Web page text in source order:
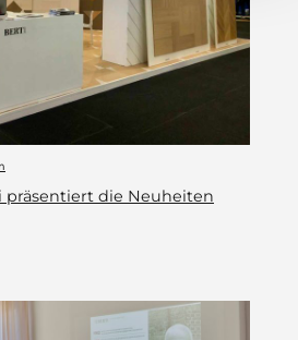
präsentiert die Neuheiten